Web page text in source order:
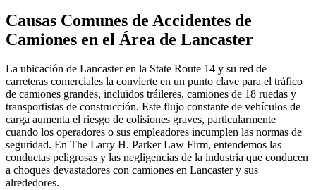
Causas Comunes de Accidentes de
Camiones en el Área de Lancaster
La ubicación de Lancaster en la State Route 14 y su red de
carreteras comerciales la convierte en un punto clave para el tráfico
de camiones grandes, incluidos tráileres, camiones de 18 ruedas y
transportistas de construcción. Este flujo constante de vehículos de
carga aumenta el riesgo de colisiones graves, particularmente
cuando los operadores o sus empleadores incumplen las normas de
seguridad. En The Larry H. Parker Law Firm, entendemos las
conductas peligrosas y las negligencias de la industria que conducen
a choques devastadores con camiones en Lancaster y sus
alrededores.